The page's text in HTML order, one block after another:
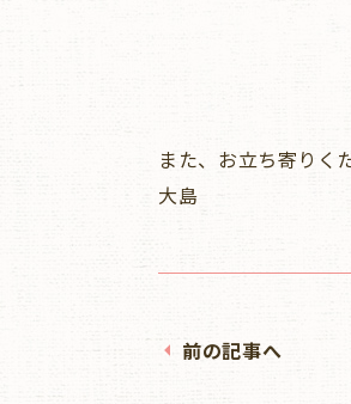
また、お立ち寄りく
大島
前の記事へ